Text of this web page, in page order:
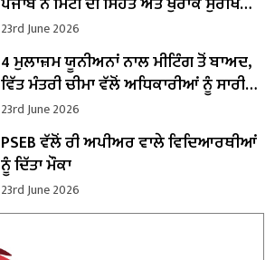
ਲਈ ਜੀਵਿਤ ਮਿੱਟੀ ਮਿਸ਼ਨ ਅਤੇ ਧਰਤੀ ਦੀਆਂ
ਧੀਆਂ ਪਹਿਲਕਦਮੀਆਂ ਸ਼ੁਰੂ ਕਰਨ ਲਈ ਡੂੰਘਾਈ
ਨਾਲ ਵਿਚਾਰ ਚਰਚਾ
23rd June 2026
4 ਮੁਲਾਜ਼ਮ ਯੂਨੀਅਨਾਂ ਨਾਲ ਮੀਟਿੰਗ ਤੋਂ ਬਾਅਦ,
ਵਿੱਤ ਮੰਤਰੀ ਚੀਮਾ ਵੱਲੋਂ ਅਧਿਕਾਰੀਆਂ ਨੂੰ ਸਾਰੀਆਂ
ਜਾਇਜ਼ ਮੰਗਾਂ ‘ਤੇ ਤੁਰੰਤ ਕਾਰਵਾਈ ਦੇ ਨਿਰਦੇਸ਼
23rd June 2026
PSEB ਵੱਲੋਂ ਰੀ ਅਪੀਅਰ ਵਾਲੇ ਵਿਦਿਆਰਥੀਆਂ
ਨੂੰ ਦਿੱਤਾ ਮੌਕਾ
23rd June 2026